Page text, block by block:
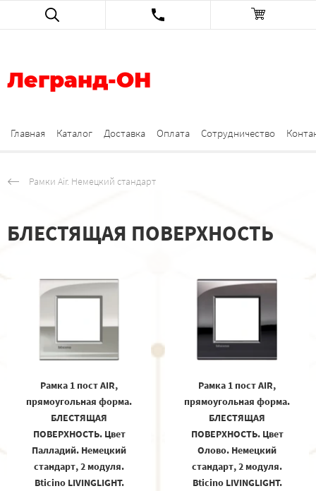
Легранд-ОН
Главная Каталог Доставка Оплата Сотрудничество
Рамки Air. Немецкий стандарт
БЛЕСТЯЩАЯ ПОВЕРХНОСТЬ
Рамка 1 пост AIR,
прямоугольная форма.
БЛЕСТЯЩАЯ
ПОВЕРХНОСТЬ. Цвет
Палладий. Немецкий
стандарт, 2 модуля.
Bticino LIVINGLIGHT.
Рамка 1 пост AIR,
прямоугольная форма.
БЛЕСТЯЩАЯ
ПОВЕРХНОСТЬ. Цвет
Олово. Немецкий
стандарт, 2 модуля.
Bticino LIVINGLIGHT.